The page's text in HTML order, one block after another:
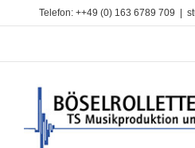
Telefon: ++49 (0) 163 6789 709